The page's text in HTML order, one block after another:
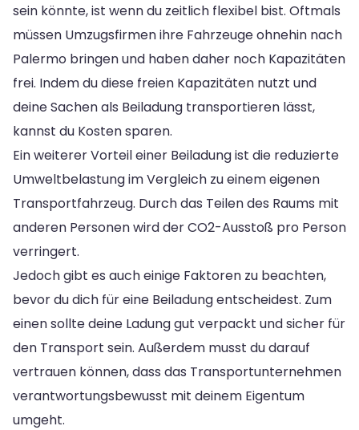
sein könnte, ist wenn du zeitlich flexibel bist. Oftmals
müssen Umzugsfirmen ihre Fahrzeuge ohnehin nach
Palermo bringen und haben daher noch Kapazitäten
frei. Indem du diese freien Kapazitäten nutzt und
deine Sachen als Beiladung transportieren lässt,
kannst du Kosten sparen.
Ein weiterer Vorteil einer Beiladung ist die reduzierte
Umweltbelastung im Vergleich zu einem eigenen
Transportfahrzeug. Durch das Teilen des Raums mit
anderen Personen wird der CO2-Ausstoß pro Person
verringert.
Jedoch gibt es auch einige Faktoren zu beachten,
bevor du dich für eine Beiladung entscheidest. Zum
einen sollte deine Ladung gut verpackt und sicher für
den Transport sein. Außerdem musst du darauf
vertrauen können, dass das Transportunternehmen
verantwortungsbewusst mit deinem Eigentum
umgeht.